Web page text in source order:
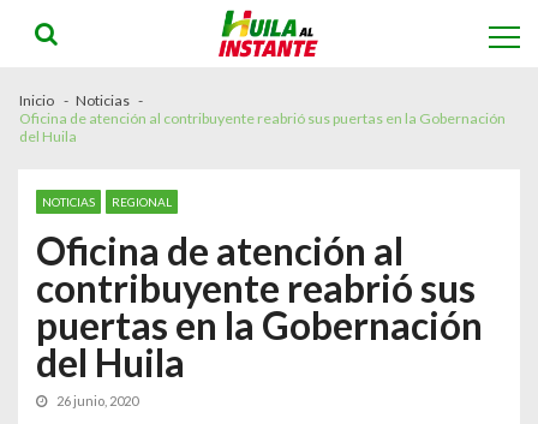
navigation
content
Inicio
Noticias
Oficina de atención al contribuyente reabrió sus puertas en la Gobernación
del Huila
NOTICIAS REGIONAL
Oficina de atención al
contribuyente reabrió sus
puertas en la Gobernación
del Huila
26 junio, 2020